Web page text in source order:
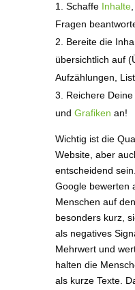
Schaffe Inhalte,
Fragen
Bereite die
übersichtlich auf
Aufzählungen,
Reichere
und Grafiken an!
Wichtig ist die
Website, aber
entscheidend
Google bewerten
Menschen auf
besonders kurz,
als negatives
Mehrwert und
halten die
als kurze Texte.